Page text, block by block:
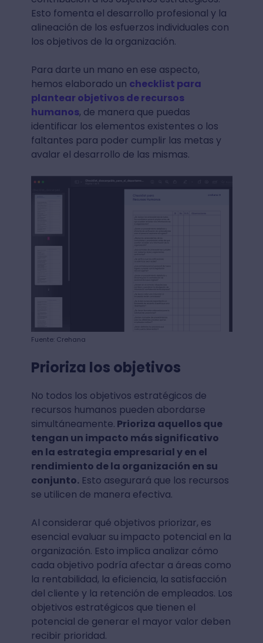
Esto fomenta el desarrollo profesional y la
alineación de los esfuerzos individuales con
los objetivos de la organización.
Para darte un mano en ese aspecto,
hemos elaborado un checklist para
plantear objetivos de recursos
humanos, de manera que puedas
identificar los elementos existentes o los
faltantes para poder cumplir las metas y
avalar el desarrollo de las mismas.
Fuente: Crehana
Prioriza los objetivos
No todos los objetivos estratégicos de
recursos humanos pueden abordarse
simultáneamente. Prioriza aquellos que
tengan un impacto más significativo
en la estrategia empresarial y en el
rendimiento de la organización en su
conjunto.Esto asegurará que los recursos
se utilicen de manera efectiva.
Al considerar qué objetivos priorizar, es
esencial evaluar su impacto potencial en la
organización. Esto implica analizar cómo
cada objetivo podría afectar a áreas como
la rentabilidad, la eficiencia, la satisfacción
del cliente y la retención de empleados. Los
objetivos estratégicos que tienen el
potencial de generar el mayor valor deben
recibir prioridad.